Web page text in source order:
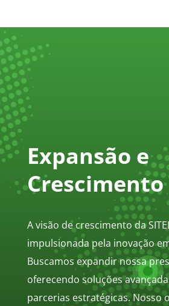
Expansão e
Crescimento
A visão de crescimento da
impulsionada pela inovação
Buscamos expandir nossa
oferecendo soluções
parcerias estratégicas. Nosso